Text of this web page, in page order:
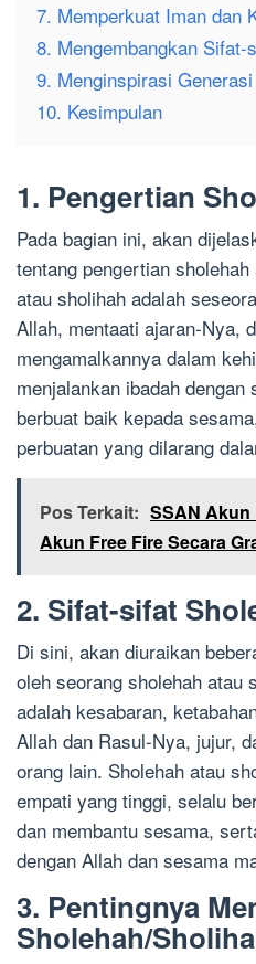
7. Memperkuat Iman dan
8. Mengembangkan
9. Menginspirasi
10. Kesimpulan
1. Pengertian
Pada bagian ini, akan
tentang pengertian
atau sholihah adalah
Allah, mentaati ajaran-Nya,
mengamalkannya dalam
menjalankan ibadah
berbuat baik kepada
perbuatan yang dilarang
Pos Terkait: SSAN Akun
Akun Free Fire Secara
2. Sifat-sifat
Di sini, akan diuraikan
oleh seorang sholehah atau
adalah kesabaran,
Allah dan Rasul-Nya, jujur,
orang lain. Sholehah atau
empati yang tinggi, selalu
dan membantu sesama,
dengan Allah dan sesama
3. Pentingnya
Sholehah/